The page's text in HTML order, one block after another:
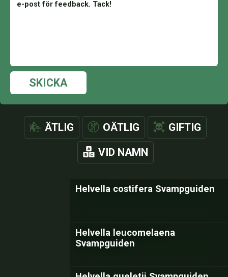
SKICKA
ÄTLIG OÄTLIG GIFTIG
VID NAMN
Helvella costifera Svampguiden
Helvella leucomelaena
Svampguiden